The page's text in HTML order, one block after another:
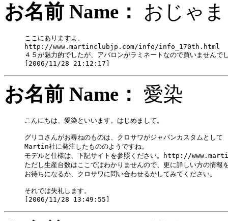
お名前 Name： おじ
ここにありますよ、
http://www.martinclubjp.com/info/info_170th.html
４５が魅力的でしたが、アバロンがラミネートなので買いませんで
お名前 Name： 愛染
こんにちは、愛染といいます。はじめまして。
グリコさんがお尋ねのものは、クロサワがジャパンカスタムとして
Martin社に発注したもののようですね。
モデルと仕様は、下記サイトを参照ください。http://
ただし生産台数はここではわかりませんので、更に詳しい方の情報
お待ちになるか、クロサワに問い合わせるかしてみてください。
それでは失礼します。